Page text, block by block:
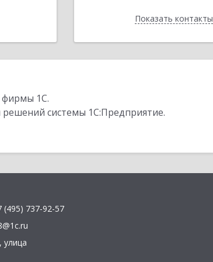
Показать контакты
Назад
фирмы 1С.
решений системы 1С:Предприятие.
(495) 737-92-57
, улица